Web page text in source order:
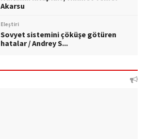
Akarsu
Eleştiri
Sovyet sistemini çöküşe götüren
hatalar / Andrey S...